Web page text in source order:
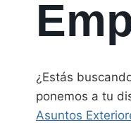
¿Estás
ponemos a tu
Asuntos